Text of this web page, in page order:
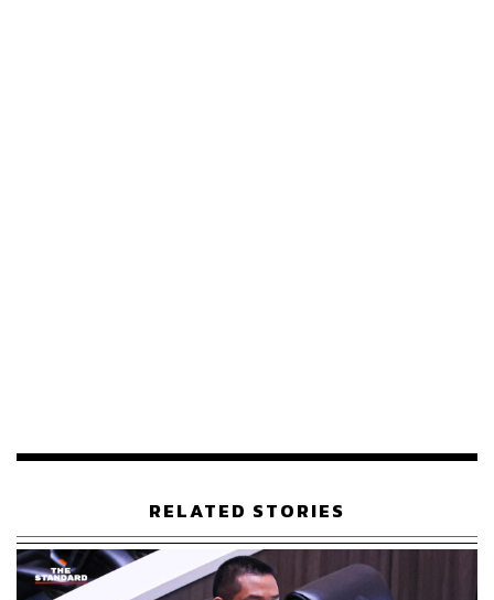
RELATED STORIES